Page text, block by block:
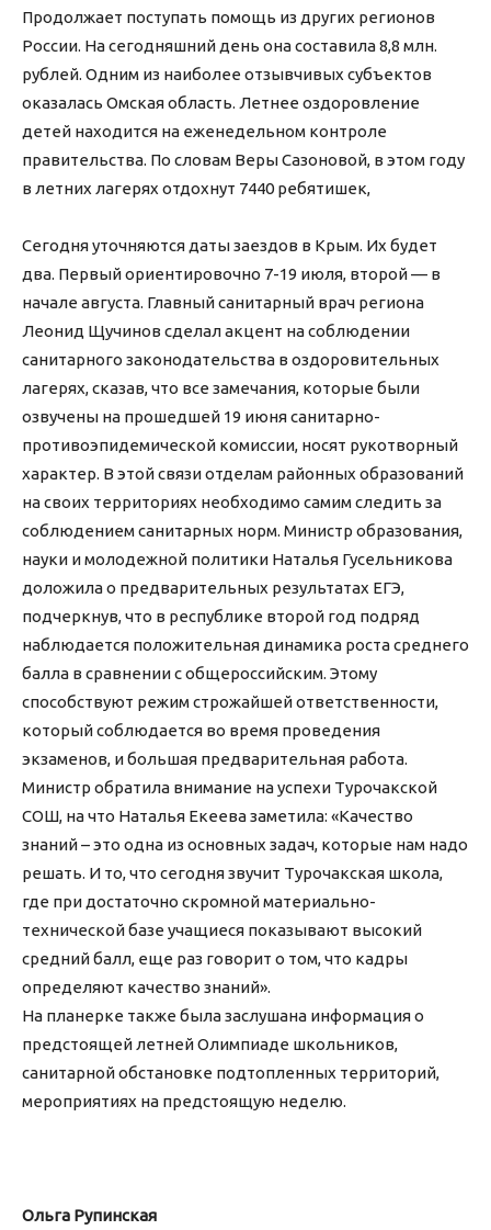
Продолжает поступать помощь из других регионов
России. На сегодняшний день она составила 8,8 млн.
рублей. Одним из наиболее отзывчивых субъектов
оказалась Омская область. Летнее оздоровление
детей находится на еженедельном контроле
правительства. По словам Веры Сазоновой, в этом году
в летних лагерях отдохнут 7440 ребятишек,
Сегодня уточняются даты заездов в Крым. Их будет
два. Первый ориентировочно 7-19 июля, второй — в
начале августа. Главный санитарный врач региона
Леонид Щучинов сделал акцент на соблюдении
санитарного законодательства в оздоровительных
лагерях, сказав, что все замечания, которые были
озвучены на прошедшей 19 июня санитарно-
противоэпидемической комиссии, носят рукотворный
характер. В этой связи отделам районных образований
на своих территориях необходимо самим следить за
соблюдением санитарных норм. Министр образования,
науки и молодежной политики Наталья Гусельникова
доложила о предварительных результатах ЕГЭ,
подчеркнув, что в республике второй год подряд
наблюдается положительная динамика роста среднего
балла в сравнении с общероссийским. Этому
способствуют режим строжайшей ответственности,
который соблюдается во время проведения
экзаменов, и большая предварительная работа.
Министр обратила внимание на успехи Турочакской
СОШ, на что Наталья Екеева заметила: «Качество
знаний – это одна из основных задач, которые нам надо
решать. И то, что сегодня звучит Турочакская школа,
где при достаточно скромной материально-
технической базе учащиеся показывают высокий
средний балл, еще раз говорит о том, что кадры
определяют качество знаний».
На планерке также была заслушана информация о
предстоящей летней Олимпиаде школьников,
санитарной обстановке подтопленных территорий,
мероприятиях на предстоящую неделю.
Ольга Рупинская